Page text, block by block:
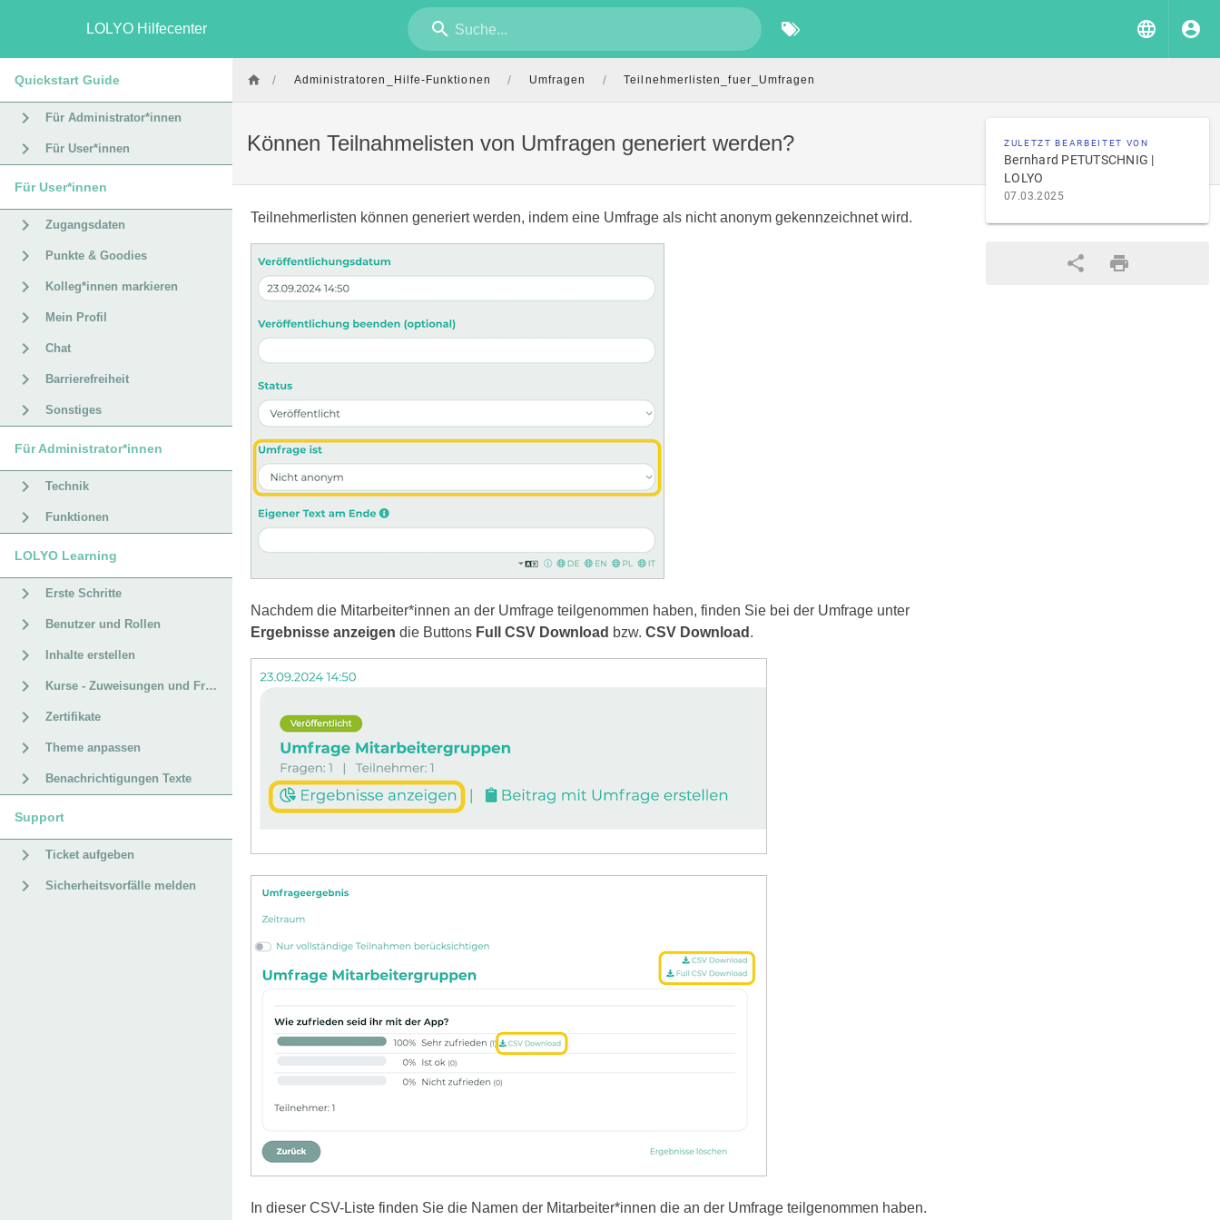
LOLYO Hilfecenter Suche...
Quickstart Guide
Für Administrator*innen
Für User*innen
Für User*innen
Zugangsdaten
Punkte & Goodies
Kolleg*innen markieren
Mein Profil
Chat
Barrierefreiheit
Sonstiges
Für Administrator*innen
Technik
Funktionen
LOLYO Learning
Erste Schritte
Benutzer und Rollen
Inhalte erstellen
Kurse - Zuweisungen und Fristen
Zertifikate
Theme anpassen
Benachrichtigungen Texte
Support
Ticket aufgeben
Sicherheitsvorfälle melden
/ Administratoren_Hilfe-Funktionen / Umfragen / Teilnehmerlisten_fuer_Umfragen
Können Teilnahmelisten von Umfragen generiert werden? ZULETZT BEARBEITET VON
Bernhard PETUTSCHNIG |
LOLYO
07.03.2025
Teilnehmerlisten können generiert werden, indem eine Umfrage als nicht anonym gekennzeichnet wird.
Nachdem die Mitarbeiter*innen an der Umfrage teilgenommen haben, finden Sie bei der Umfrage unter
Ergebnisse anzeigen die Buttons Full CSV Download bzw. CSV Download .
In dieser CSV-Liste finden Sie die Namen der Mitarbeiter*innen die an der Umfrage teilgenommen haben.